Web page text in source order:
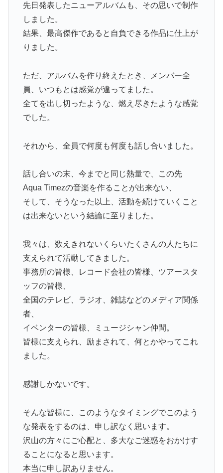
先日発表したニューアルバムも、その思いで制作
しました。
結果、最高傑作であると自負できる作品に仕上が
りました。
ただ、アルバムを作り終えたとき、メンバー全
員、いつもとは感覚が違ってました。
全てを出し切ったような、燃え尽きたような感覚
でした。
それから、全員で何度も何度も話し合いました。
話し合いの末、今までと同じ熱量で、この先
Aqua Timezの音楽を作ることが出来ない、
そして、そうなった以上、活動を続けていくこと
は出来ないという結論に至りました。
我々は、数えきれないくらいたくさんの人たちに
支えられて活動してきました。
事務所の皆様、レコード会社の皆様、ツアースタ
ッフの皆様、
全国のテレビ、ラジオ、雑誌などのメディア関係
者、
イベンターの皆様、ミュージシャン仲間。
皆様に支えられ、励まされて、何とかやってこれ
ました。
感謝しかないです。
そんな皆様に、このようなタイミングでこのよう
な発表をするのは、申し訳なく思います。
沢山の方々にご心配と、多大なご迷惑をおかけす
ることになると思います。
本当に申し訳ありません。